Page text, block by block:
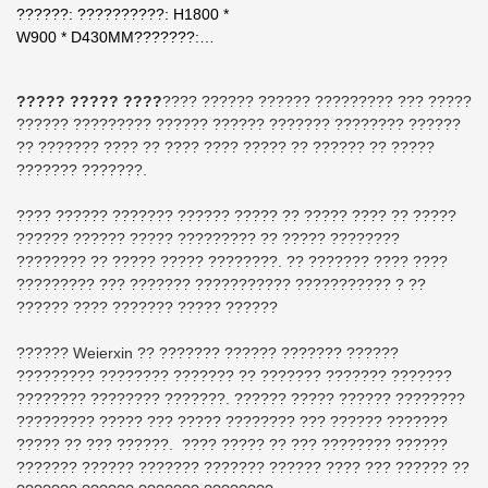
????? ????? ???????? ?????? ?????? ????????? ??? ?????
?????? ????????? ?????? ?????? ??????? ???????? ??????
?? ??????? ???? ?? ???? ???? ????? ?? ?????? ?? ?????
??????? ???????.
???? ?????? ??????? ?????? ????? ?? ????? ???? ?? ?????
?????? ?????? ????? ????????? ?? ????? ????????
???????? ?? ????? ????? ????????. ?? ??????? ???? ????
????????? ??? ??????? ??????????? ??????????? ? ??
?????? ???? ??????? ????? ??????
?????? Weierxin ?? ??????? ?????? ??????? ??????
????????? ???????? ??????? ?? ??????? ??????? ???????
???????? ???????? ???????. ?????? ????? ?????? ????????
????????? ????? ??? ????? ???????? ??? ?????? ???????
????? ?? ??? ??????. ???? ????? ?? ??? ???????? ??????
??????? ?????? ??????? ??????? ?????? ???? ??? ?????? ??
??????: ??????????: H1800 *
W900 * D430MM???????:
2?????: 2???: ???????? ????